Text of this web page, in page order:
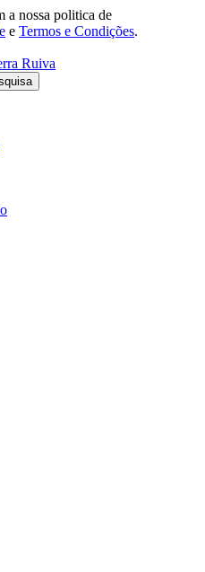
a nossa politica de
e Termos e Condições.